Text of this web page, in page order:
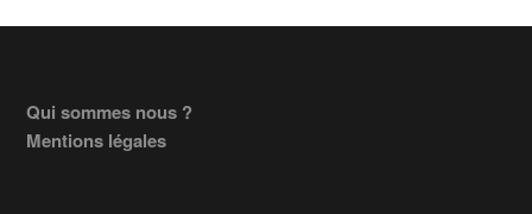
Footer
Qui sommes nous ?
Mentions légales